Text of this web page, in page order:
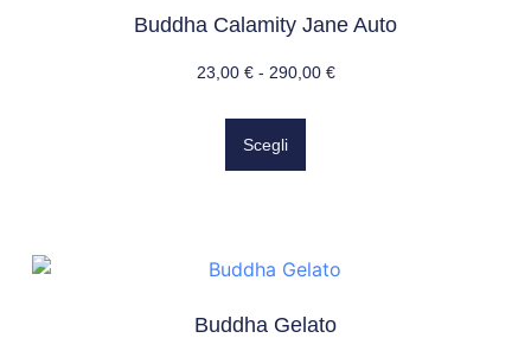
Buddha Calamity Jane Auto
23,00 € - 290,00 €
Scegli
Buddha Gelato